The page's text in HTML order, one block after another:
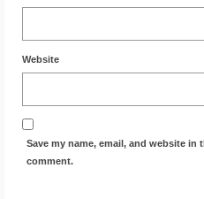
Website
Save my name, email, and website
comment.